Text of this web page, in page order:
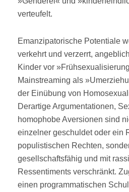
verteufelt.
Emanzipatorische Potentiale
verkehrt und verzerrt,
Kinder vor
Mainstreaming als
der Einübung von
Derartige Argumentationen,
homophobe Aversionen sind
einzelner geschuldet oder ein
populistischen Rechten,
gesellschaftsfähig und mit
Ressentiments verschränkt.
einen programmatischen